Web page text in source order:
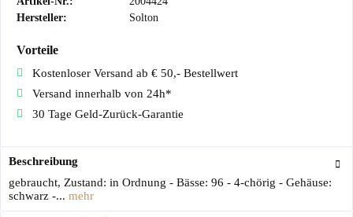
Hersteller:
Solton
Vorteile
Kostenloser Versand ab € 50,- Bestellwert
Versand innerhalb von 24h*
30 Tage Geld-Zurück-Garantie
Beschreibung
gebraucht, Zustand: in Ordnung - Bässe: 96 - 4-chörig - Gehäuse:
schwarz -... mehr